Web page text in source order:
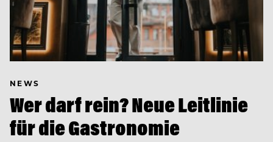
NEWS
Wer darf rein? Neue Leitlinie
für die Gastronomie